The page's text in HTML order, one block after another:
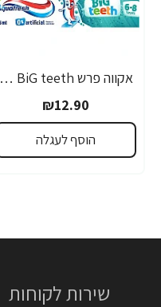
אקווה פרש BiG teeth משחת שיניים לילדים לגילאי 6-8 שנים - 50 מ"ל
₪12.90
הוסף לעגלה
שירות לקוחות